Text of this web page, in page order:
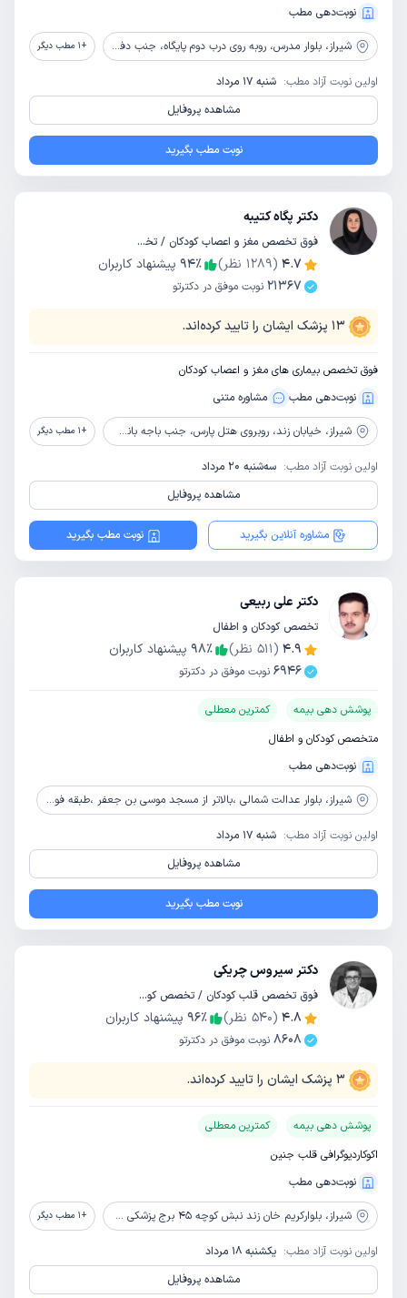
نوبت‌دهی مطب
شیراز، بلوار مدرس، روبه روی درب دوم پایگاه، جنب دفتر اسناد رسمی، نرسیده به بانک صادرات +
1 مطب دیگر
اولین نوبت آزاد مطب: شنبه 17 مرداد
مشاهده پروفایل
نوبت مطب بگیرید
دکتر پگاه کتیبه
فوق تخصص مغز و اعصاب کودکان / تخصص کودکان و اطفال
4.7
(
1289 نظر) 94٪
پیشنهاد کاربران
21367 نوبت موفق در دکترتو
13 پزشک ایشان را تایید کرده‌اند.
فوق تخصص بیماری های مغز و اعصاب کودکان
نوبت‌دهی مطب
مشاوره‌ متنی
شیراز، خیابان زند، روبروی هتل پارس، جنب باجه بانک شهر، ساختمان 490، طبقه اول +
1 مطب دیگر
اولین نوبت آزاد مطب: سه‌شنبه 20 مرداد
مشاهده پروفایل
مشاوره آنلاین بگیرید نوبت مطب بگیرید
دکتر علی ربیعی
تخصص کودکان و اطفال
4.9
(
511 نظر) 98٪
پیشنهاد کاربران
6946 نوبت موفق در دکترتو
پوشش دهی بیمه
کمترین معطلی
متخصص کودکان و اطفال
نوبت‌دهی مطب
شیراز، بلوار عدالت شمالی ،بالاتر از مسجد موسی بن جعفر ،طبقه فوقانی داروخانه رحمانی
اولین نوبت آزاد مطب: شنبه 17 مرداد
مشاهده پروفایل
نوبت مطب بگیرید
دکتر سیروس چریکی
فوق تخصص قلب کودکان / تخصص کودکان و اطفال
4.8
(
540 نظر) 96٪
پیشنهاد کاربران
8608 نوبت موفق در دکترتو
3 پزشک ایشان را تایید کرده‌اند.
پوشش دهی بیمه
کمترین معطلی
اکوکاردیوگرافی قلب جنین
نوبت‌دهی مطب
شیراز، بلوارکریم خان زند نبش کوچه 45 برج پزشکی سلامت طبقه دهم واحد 1005 +
1 مطب دیگر
اولین نوبت آزاد مطب: یکشنبه 18 مرداد
مشاهده پروفایل